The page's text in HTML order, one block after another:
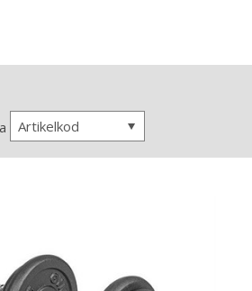
Artikelkod